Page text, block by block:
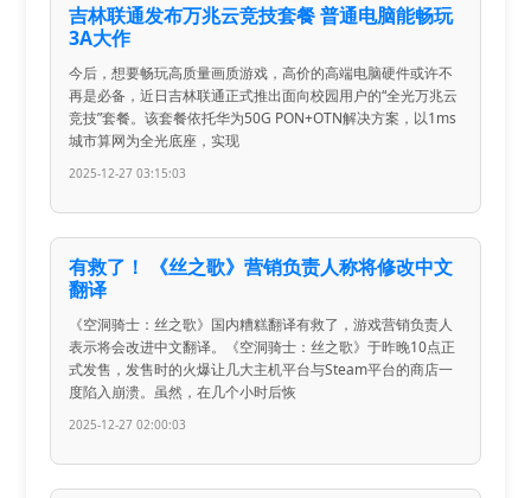
吉林联通发布万兆云竞技套餐 普通电脑能畅玩
3A大作
今后，想要畅玩高质量画质游戏，高价的高端电脑硬件或许不
再是必备，近日吉林联通正式推出面向校园用户的“全光万兆云
竞技”套餐。该套餐依托华为50G PON+OTN解决方案，以1ms
城市算网为全光底座，实现
2025-12-27 03:15:03
有救了！ 《丝之歌》营销负责人称将修改中文
翻译
《空洞骑士：丝之歌》国内糟糕翻译有救了，游戏营销负责人
表示将会改进中文翻译。《空洞骑士：丝之歌》于昨晚10点正
式发售，发售时的火爆让几大主机平台与Steam平台的商店一
度陷入崩溃。虽然，在几个小时后恢
2025-12-27 02:00:03